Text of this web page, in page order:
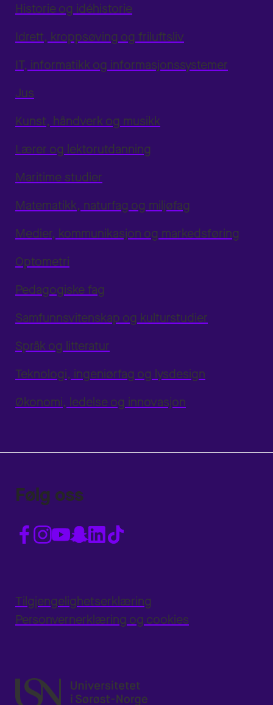
Historie og idéhistorie
Idrett, kroppsøving og friluftsliv
IT, informatikk og informasjonssystemer
Jus
Kunst, håndverk og musikk
Lærer og lektorutdanning
Maritime studier
Matematikk, naturfag og miljøfag
Medier, kommunikasjon og markedsføring
Optometri
Pedagogiske fag
Samfunnsvitenskap og kulturstudier
Språk og litteratur
Teknologi, ingeniørfag og lysdesign
Økonomi, ledelse og innovasjon
Følg oss
Tilgjengelighetserklæring
Personvernerklæring og cookies